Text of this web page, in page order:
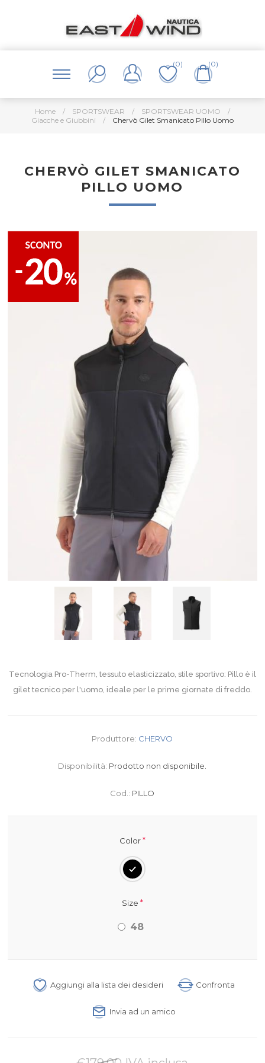
(0) (0)
Home / SPORTSWEAR / SPORTSWEAR UOMO
/
Giacche e Giubbini
/ Chervò Gilet Smanicato Pillo Uomo
CHERVÒ GILET SMANICATO
PILLO UOMO
Tecnologia Pro-Therm, tessuto elasticizzato, stile sportivo: Pillo è il
gilet tecnico per l'uomo, ideale per le prime giornate di freddo.
Produttore: CHERVO
Disponibilità: Prodotto non disponibile.
Cod.: PILLO
Color*
Size *
48
Aggiungi alla lista dei desideri Confronta
Invia ad un amico